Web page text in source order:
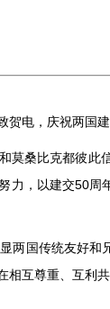
电，庆祝两国建
莫桑比克都彼
，以建交50
两国传统友好
互尊重、互利